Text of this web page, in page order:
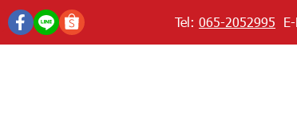
Tel: 065-2052995